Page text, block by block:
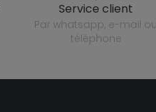
service client
par whatsapp, e-mail ou
téléphone